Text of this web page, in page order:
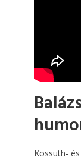
Kossuth-